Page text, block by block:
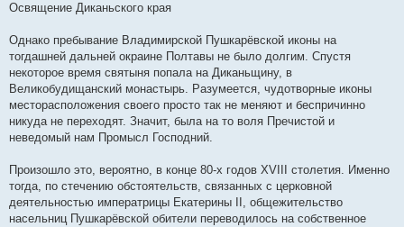
Освящение Диканьского края
Однако пребывание Владимирской Пушкарёвской иконы на
тогдашней дальней окраине Полтавы не было долгим. Спустя
некоторое время святыня попала на Диканьщину, в
Великобудищанский монастырь. Разумеется, чудотворные иконы
месторасположения своего просто так не меняют и беспричинно
никуда не переходят. Значит, была на то воля Пречистой и
неведомый нам Промысл Господний.
Произошло это, вероятно, в конце 80-х годов ХVIII столетия. Именно
тогда, по стечению обстоятельств, связанных с церковной
деятельностью императрицы Екатерины ІІ, общежительство
насельниц Пушкарёвской обители переводилось на собственное